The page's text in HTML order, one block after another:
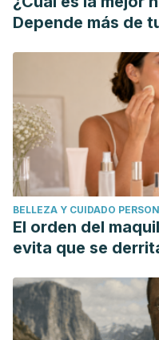
Depende más de
BELLEZA Y CUIDADO
El orden del
evita que se